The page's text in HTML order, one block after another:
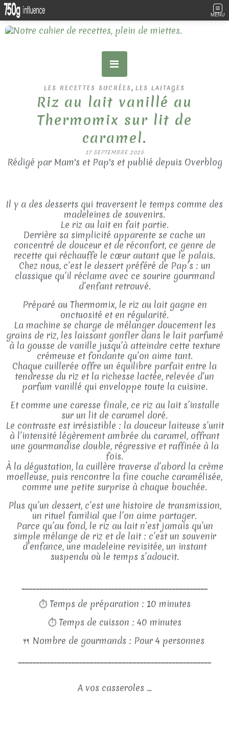
MENU
LES RECETTES SUCRÉES , LES LAITAGES
Riz au lait vanillé au
Thermomix sur lit de
caramel.
17 SEPTEMBRE 2025
Rédigé par Mam's et Pap's et publié depuis Overblog
Il y a des desserts qui traversent le temps comme des
madeleines de souvenirs.
Le riz au lait en fait partie.
Derrière sa simplicité apparente se cache un
concentré de douceur et de réconfort, ce genre de
recette qui réchauffe le cœur autant que le palais.
Chez nous, c’est le dessert préféré de Pap’s : un
classique qu’il réclame avec ce sourire gourmand
d’enfant retrouvé.
Préparé au Thermomix, le riz au lait gagne en
onctuosité et en régularité.
La machine se charge de mélanger doucement les
grains de riz, les laissant gonfler dans le lait parfumé
à la gousse de vanille jusqu’à atteindre cette texture
crémeuse et fondante qu’on aime tant.
Chaque cuillerée offre un équilibre parfait entre la
tendresse du riz et la richesse lactée, relevée d’un
parfum vanillé qui enveloppe toute la cuisine.
Et comme une caresse finale, ce riz au lait s’installe
sur un lit de caramel doré.
Le contraste est irrésistible : la douceur laiteuse s’unit
à l’intensité légèrement ambrée du caramel, offrant
une gourmandise double, régressive et raffinée à la
fois.
À la dégustation, la cuillère traverse d’abord la crème
moelleuse, puis rencontre la fine couche caramélisée,
comme une petite surprise à chaque bouchée.
Plus qu’un dessert, c’est une histoire de transmission,
un rituel familial que l’on aime partager.
Parce qu’au fond, le riz au lait n’est jamais qu’un
simple mélange de riz et de lait : c’est un souvenir
d’enfance, une madeleine revisitée, un instant
suspendu où le temps s’adoucit.
⏱ Temps de préparation : 10 minutes
⏱ Temps de cuisson : 40 minutes
🍴 Nombre de gourmands : Pour 4 personnes
A vos casseroles ...